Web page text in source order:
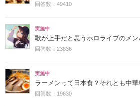
回答数：49410
実施中
歌が上手だと思うホロライブのメン
回答数：23836
実施中
ラーメンって日本食？それとも中華
回答数：19630